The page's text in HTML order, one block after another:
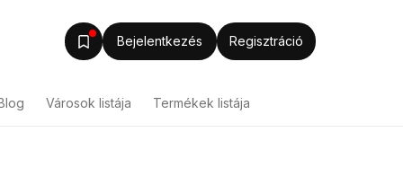
Bejelentkezés Regisztráció
Városok listája Termékek listája